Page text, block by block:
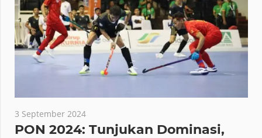
3 September 2024
PON 2024: Tunjukan Dominasi,